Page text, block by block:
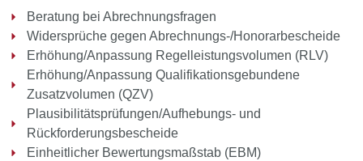
Beratung bei Abrechnungsfragen
Widersprüche gegen Abrechnungs-/Honorarbescheide
Erhöhung/Anpassung Regelleistungsvolumen (RLV)
Erhöhung/Anpassung Qualifikationsgebundene
Zusatzvolumen (QZV)
Plausibilitätsprüfungen/Aufhebungs- und
Rückforderungsbescheide
Einheitlicher Bewertungsmaßstab (EBM)